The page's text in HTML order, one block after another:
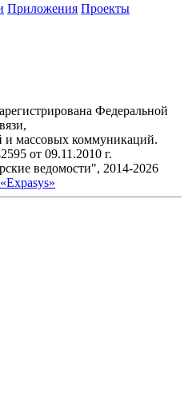
Приложения Проекты
Федеральной
массовых коммуникаций.
от 09.11.2010 г.
ведомости", 2014-2026
«Expasys»